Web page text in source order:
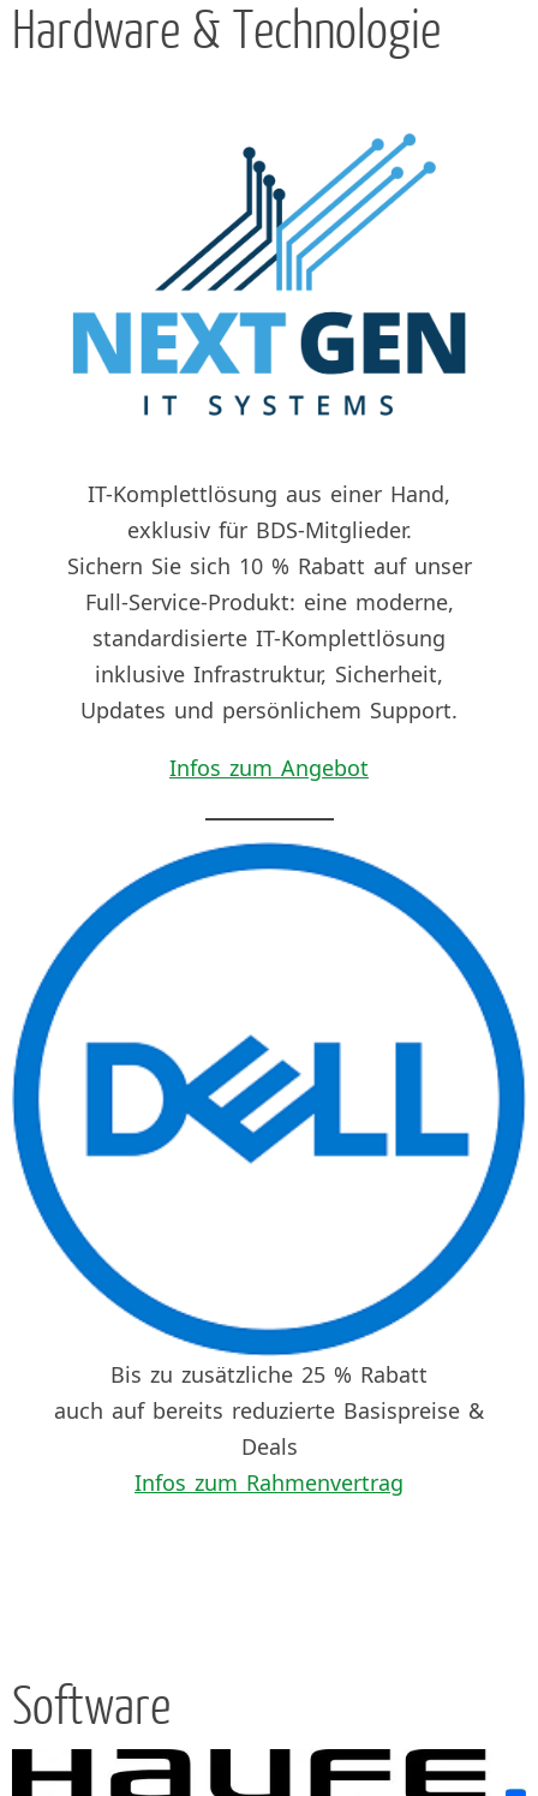
Hardware & Technologie
IT-Komplettlösung aus einer Hand,
exklusiv für BDS-Mitglieder.
Sichern Sie sich 10 % Rabatt auf unser
Full-Service-Produkt: eine moderne,
standardisierte IT-Komplettlösung
inklusive Infrastruktur, Sicherheit,
Updates und persönlichem Support.
Infos zum Angebot
Bis zu zusätzliche 25 % Rabatt
auch auf bereits reduzierte Basispreise &
Deals
Infos zum Rahmenvertrag
Software